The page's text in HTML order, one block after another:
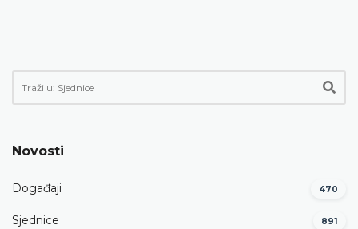
Novosti
Događaji 470
Sjednice 891